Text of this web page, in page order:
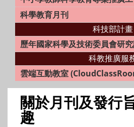
科學教育月刊
科技部計畫
歷年國家科學及技術委員會研
科教推廣服
雲端互動教室
關於月刊及發行
趣